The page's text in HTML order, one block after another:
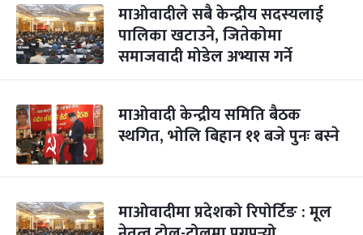
माओवादीले सबै केन्द्रीय सदस्यलाई
पालिका खटाउने, जितेकोमा
समाजवादी मोडेल अभ्यास गर्ने
माओवादी केन्द्रीय समिति बैठक
स्थगित, भोलि बिहान ११ बजे पुनः बस्ने
माओवादीमा प्रदेशको रिपोर्टिङ : मूल